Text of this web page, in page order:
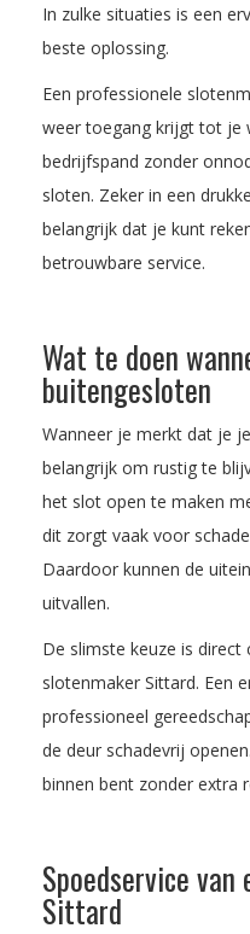
In zulke situaties is een
beste oplossing.
Een professionele
weer toegang krijgt tot je
bedrijfspand zonder
sloten. Zeker in een
belangrijk dat je kunt
betrouwbare service.
Wat te doen
buitengesloten
Wanneer je merkt dat je
belangrijk om rustig te
het slot open te maken
dit zorgt vaak voor
Daardoor kunnen de
uitvallen.
De slimste keuze is
slotenmaker Sittard. Een
professioneel
de deur schadevrij
binnen bent zonder extra
Spoedservice
Sittard